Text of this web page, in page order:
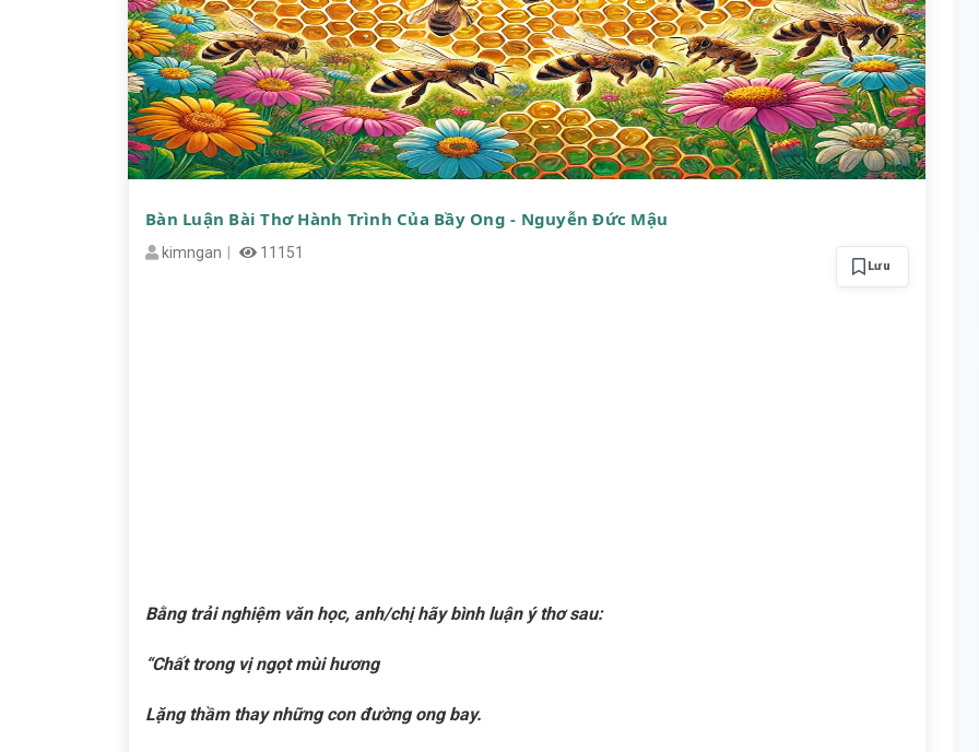
Bàn Luận Bài Thơ Hành Trình Của Bầy Ong - Nguyễn Đức Mậu
kimngan 11151
Lưu
Bằng trải nghiệm văn học, anh/chị hãy bình luận ý thơsau:
“Chất trong vị ngọt mùi hương
Lặng thầm thay những con đường ong bay.